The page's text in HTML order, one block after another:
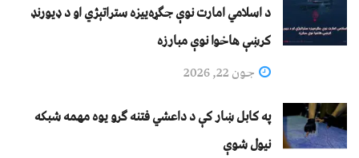
د اسلامي امارت نوې جګړه‌ییزه ستراتېژي او د ډیورنډ
کرښې هاخوا نوې مبارزه
جون 22, 2026
په کابل ښار کې د داعشي فتنه ګرو يوه مهمه شبکه
نيول شوې